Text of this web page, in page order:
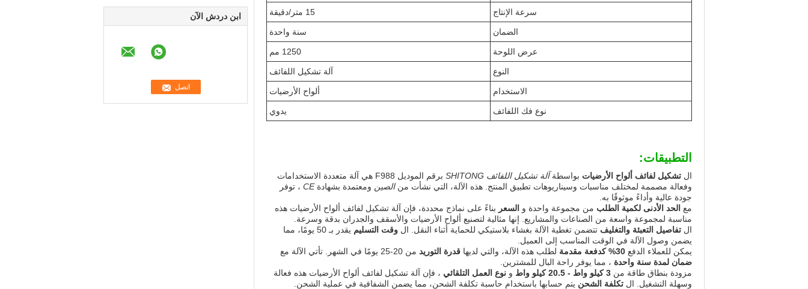
ابن دردش الآن سرعة الإنتاج 15 متر/دقيقة
الضمان سنة واحدة
عرض اللوحة 1250 مم
النوع آلة تشكيل اللفائف
الاستخدام ألواح الأرضيات
نوع فك اللفائف يدوي
التطبيقات:
ال تشكيل لفائف ألواح الأرضيات بواسطةآلة تشكيل اللفائف SHITONG
برقم الموديل F988 هي آلة متعددة الاستخدامات
وفعالة مصممة لمختلف مناسبات وسيناريوهات تطبيق المنتج. هذه الآلة، التي نشأت منالصين ومعتمدة بشهادةCE ، توفر
جودة عالية وأداءً موثوقًا به.
مع الحد الأدنى لكمية الطلب من مجموعة واحدة و السعر بناءً على نماذج محددة، فإن آلة تشكيل لفائف ألواح الأرضيات هذه
مناسبة لمجموعة واسعة من الصناعات والمشاريع. إنها مثالية لتصنيع ألواح الأرضيات والأسقف والجدران بدقة وسرعة.
ال تفاصيل التعبئة والتغليف تتضمن تغطية الآلة بغشاء بلاستيكي للحماية أثناء النقل. ال وقت التسليم
يقدر بـ 50 يومًا، مما
يضمن وصول الآلة في الوقت المناسب إلى العميل.
يمكن للعملاء الدفع 30% كدفعة مقدمة لطلب هذه الآلة، والتي لديها قدرة التوريد من 20-25 يومًا في الشهر. تأتي الآلة مع
ضمان لمدة سنة واحدة ، مما يوفر راحة البال للمشترين.
مزودة بنطاق طاقة من 3 كيلو واط - 20.5 كيلو واط و نوع العمل التلقائي ، فإن آلة تشكيل لفائف ألواح الأرضيات هذه فعالة
وسهلة التشغيل. ال تكلفة الشحن يتم حسابها باستخدام حاسبة تكلفة الشحن، مما يضمن الشفافية في عملية الشحن.